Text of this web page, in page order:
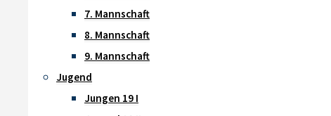
7. Mannschaft
8. Mannschaft
9. Mannschaft
Jugend
Jungen 19 I